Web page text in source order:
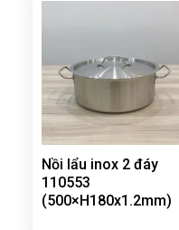
Nồi lẩu inox 2 đáy
110553
(500×H180x1.2mm)